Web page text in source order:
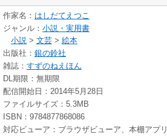
作家名： はしだてえつこ
ジャンル： 小説・実用書
小説 > 文芸 > 絵本
出版社： 銀の鈴社
雑誌： すずのねえほん
DL期限：無期限
配信開始日：2014年5月28日
ファイルサイズ：5.3MB
ISBN：9784877868086
対応ビューア：ブラウザビューア、本棚アプリ